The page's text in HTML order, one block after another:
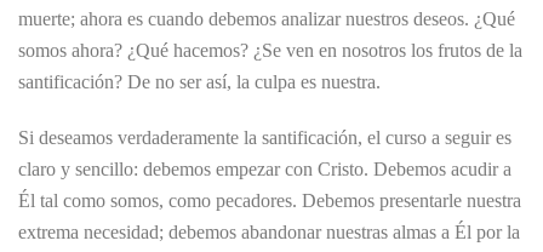
muerte; ahora es cuando debemos analizar nuestros deseos. ¿Qué
somos ahora? ¿Qué hacemos? ¿Se ven en nosotros los frutos de la
santificación? De no ser así, la culpa es nuestra.
Si deseamos verdaderamente la santificación, el curso a seguir es
claro y sencillo: debemos empezar con Cristo. Debemos acudir a
Él tal como somos, como pecadores. Debemos presentarle nuestra
extrema necesidad; debemos abandonar nuestras almas a Él por la